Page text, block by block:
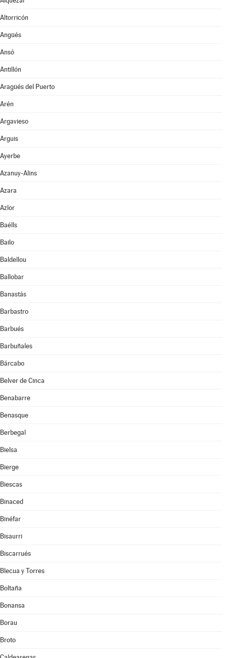
Altorricón
Angüés
Ansó
Antillón
Aragüés del Puerto
Arén
Argavieso
Arguis
Ayerbe
Azanuy-Alins
Azara
Azlor
Baélls
Bailo
Baldellou
Ballobar
Banastás
Barbastro
Barbués
Barbuñales
Bárcabo
Belver de Cinca
Benabarre
Benasque
Berbegal
Bielsa
Bierge
Biescas
Binaced
Binéfar
Bisaurri
Biscarrués
Blecua y Torres
Boltaña
Bonansa
Borau
Broto